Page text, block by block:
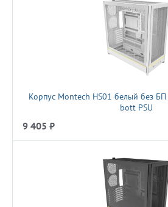
Корпус Montech HS01 белый без
bott PSU
9 405 ₽